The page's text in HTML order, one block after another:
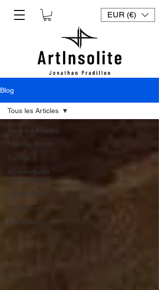
EUR (€)
Blog
Tous les Articles
Malerei, Kunst
Tutorial
Künstlerische
Bewegungen
Holzskulptur
Die Farben
Ausstellungen
Tous les Articles